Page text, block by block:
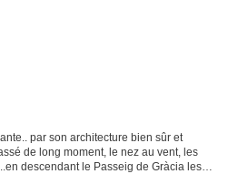
par son architecture bien sûr et
de long moment, le nez au vent, les
descendant le Passeig de Gràcia les